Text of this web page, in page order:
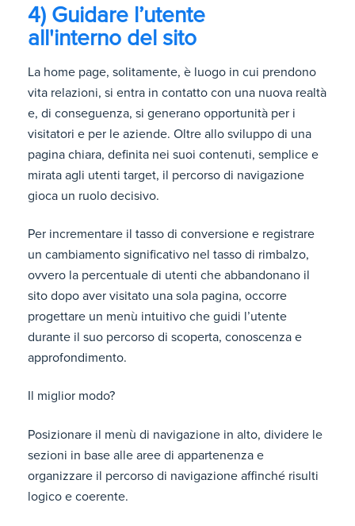
4) Guidare l’utente
all'interno del sito
La home page, solitamente, è luogo in cui prendono
vita relazioni, si entra in contatto con una nuova realtà
e, di conseguenza, si generano opportunità per i
visitatori e per le aziende. Oltre allo sviluppo di una
pagina chiara, definita nei suoi contenuti, semplice e
mirata agli utenti target, il percorso di navigazione
gioca un ruolo decisivo.
Per incrementare il tasso di conversione e registrare
un cambiamento significativo nel tasso di rimbalzo,
ovvero la percentuale di utenti che abbandonano il
sito dopo aver visitato una sola pagina, occorre
progettare un menù intuitivo che guidi l’utente
durante il suo percorso di scoperta, conoscenza e
approfondimento.
Il miglior modo?
Posizionare il menù di navigazione in alto, dividere le
sezioni in base alle aree di appartenenza e
organizzare il percorso di navigazione affinché risulti
logico e coerente.